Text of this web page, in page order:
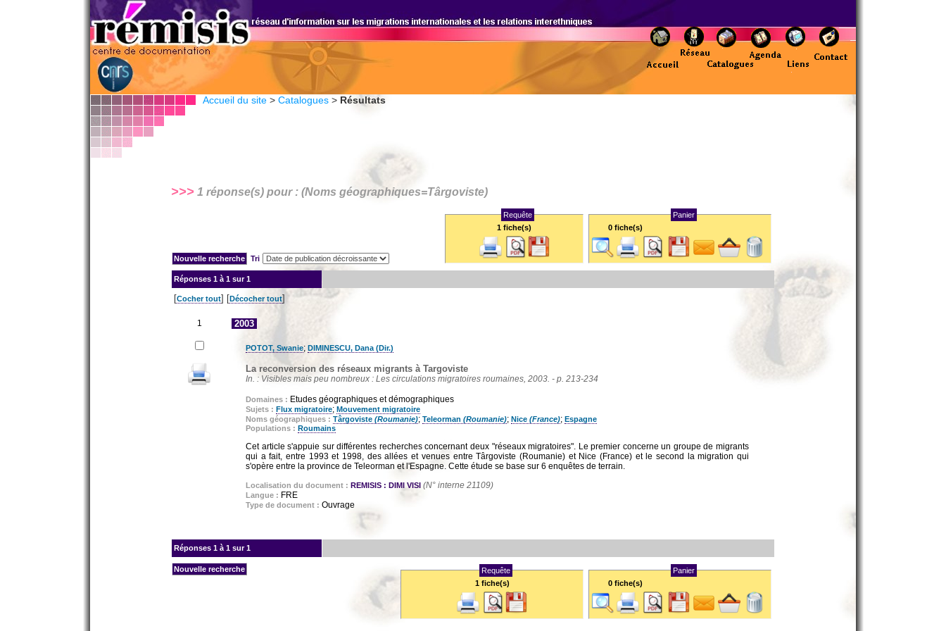
Accueil du site > Catalogues > Résultats
>>> 1 réponse(s) pour : (Noms géographiques=Târgoviste)
Tri
Requête
1 fiche(s)
Panier
0 fiche(s)
Réponses 1 à 1 sur 1
[Cocher tout] [Décocher tout]
1 2003
POTOT, Swanie; DIMINESCU, Dana (Dir.)
La reconversion des réseaux migrants à Targoviste
In. : Visibles mais peu nombreux : Les circulations migratoires roumaines, 2003. - p. 213-234
Domaines : Etudes géographiques et démographiques
Sujets : Flux migratoire; Mouvement migratoire
Noms géographiques : Târgoviste (Roumanie); Teleorman (Roumanie); Nice (France); Espagne
Populations : Roumains
Cet article s'appuie sur différentes recherches concernant deux "réseaux migratoires". Le premier concerne un groupe de migrants
qui a fait, entre 1993 et 1998, des allées et venues entre Târgoviste (Roumanie) et Nice (France) et le second la migration qui
s'opère entre la province de Teleorman et l'Espagne. Cette étude se base sur 6 enquêtes de terrain.
Localisation du document : REMISIS : DIMI VISI (N° interne 21109)
Langue : FRE
Type de document : Ouvrage
Réponses 1 à 1 sur 1
Requête
1 fiche(s)
Panier
0 fiche(s)